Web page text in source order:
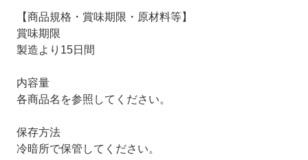
【商品規格・賞味期限・原材料等】
賞味期限
製造より15日間
内容量
各商品名を参照してください。
保存方法
冷暗所で保管してください。